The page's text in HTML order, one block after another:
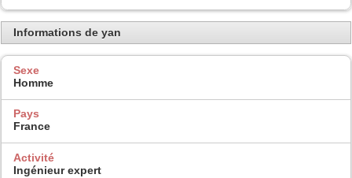
Informations de yan
Sexe
Homme
Pays
France
Activité
Ingénieur expert